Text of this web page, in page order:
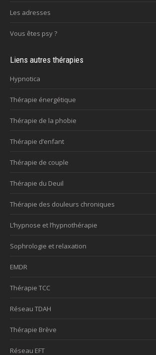
Les adresses
Vous êtes psy ?
Liens autres thérapies
Hypnotica
Thérapie énergétique
Thérapie de la phobie
Thérapie d’enfant
Thérapie de couple
Thérapie du Deuil
Thérapie des douleurs chroniques
L’hypnose et l’hypnothérapie
Sophrologie et relaxation
EMDR
Thérapie TCC
Réseau TDAH
Thérapie Brève
Réseau EFT